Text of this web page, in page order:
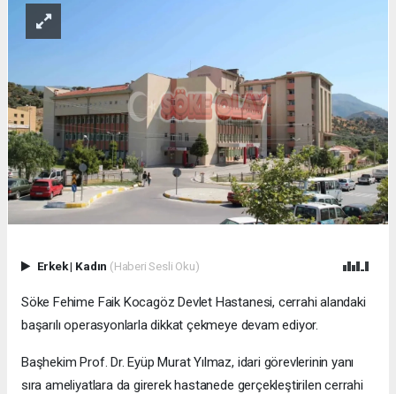
Erkek| Kadın (Haberi Sesli Oku)
Söke Fehime Faik Kocagöz Devlet Hastanesi, cerrahi alandaki
başarılı operasyonlarla dikkat çekmeye devam ediyor.
Başhekim Prof. Dr. Eyüp Murat Yılmaz, idari görevlerinin yanı
sıra ameliyatlara da girerek hastanede gerçekleştirilen cerrahi